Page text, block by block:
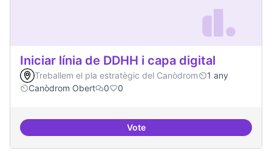
Iniciar línia de DDHH i capa digital
Treballem el pla estratègic del Canòdrom
1 any
Canòdrom Obert
0 0
VoteIniciar línia de DDHH i capa